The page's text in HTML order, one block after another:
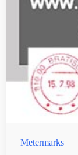
Metermarks